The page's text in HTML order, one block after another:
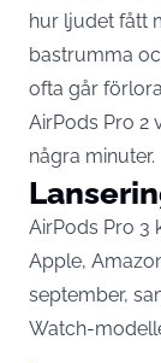
hur ljudet fått
bastrumma
ofta går
AirPods Pro 2
några minuter.
AirPods Pro 3
Apple,
september,
Watch-